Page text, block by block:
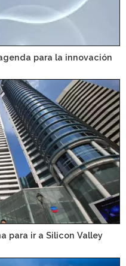
para la innovación
para ir a Silicon Valley